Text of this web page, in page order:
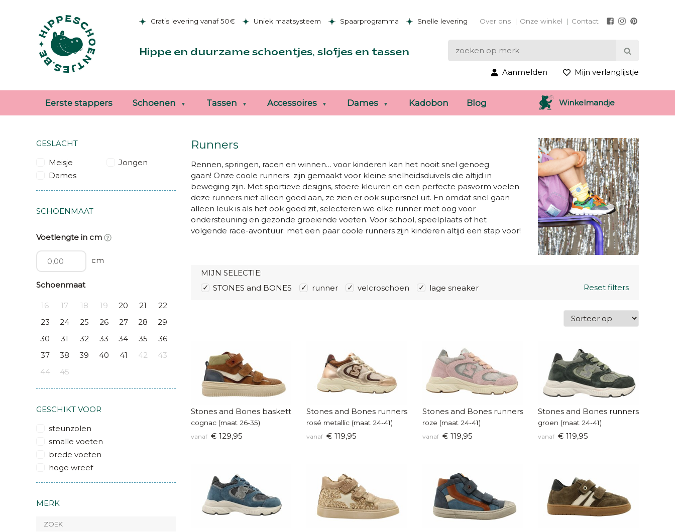
Gratis levering vanaf 50€ Uniek maatsysteem Spaarprogramma Snelle levering Over ons Onze winkel Contact
Hippe en duurzame schoentjes, slofjes en tassen
Aanmelden Mijn verlanglijstje
Eerste stappers Schoenen Tassen Accessoires Dames Kadobon Blog Winkelmandje
GESLACHT
Meisje
Jongen
Dames
SCHOENMAAT
Voetlengte in cm
cm
Schoenmaat
16 17 18 19 20 21
22
23
24 25 26 27 28
29
30
31 32 33 34 35
36
37
38 39 40 41 42
43
44
45
GESCHIKT VOOR
steunzolen
smalle voeten
brede voeten
hoge wreef
MERK
Runners
Rennen, springen, racen en winnen… voor kinderen kan het nooit snel genoeg
gaan! Onze coole runners zijn gemaakt voor kleine snelheidsduivels die altijd in
beweging zijn. Met sportieve designs, stoere kleuren en een perfecte pasvorm voelen
deze runners niet alleen goed aan, ze zien er ook supersnel uit. En omdat snel gaan
alleen leuk is als het ook goed zit, selecteren we elke runner met oog voor
ondersteuning en gezonde groeiende voeten. Voor school, speelplaats of het
volgende race-avontuur: met een paar coole runners zijn kinderen altijd een stap voor!
MIJN SELECTIE:
STONES and BONES
runner velcroschoen lage sneaker Reset filters
Stones and Bones basketters
cognac (maat 26-35)
vanaf € 129,95
Stones and Bones runners
rosé metallic (maat 24-41)
vanaf € 119,95
Stones and Bones runners
roze (maat 24-41)
vanaf € 119,95
Stones and Bones runners
groen (maat 24-41)
vanaf € 119,95